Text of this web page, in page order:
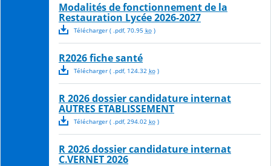
Modalités de fonctionnement de la
Restauration Lycée 2026-2027
Télécharger( .pdf, 70.95 ko)
R2026 fiche santé
Télécharger( .pdf, 124.32 ko)
R 2026 dossier candidature internat
AUTRES ETABLISSEMENT
Télécharger( .pdf, 294.02 ko)
R 2026 dossier candidature internat
C.VERNET 2026